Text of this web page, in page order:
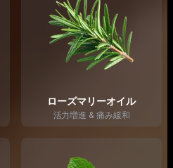
ローズマリーオイル
活力増進 & 痛み緩和